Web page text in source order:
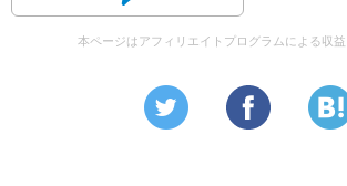
本ページはアフィリエイトプログラムによる収